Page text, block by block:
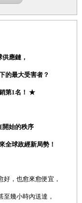
應鏈，
的最大受害者？
第1名！ ★
開始的秩序
全球政經新局勢！
，也愈來愈便宜，
至幾小時內送達，